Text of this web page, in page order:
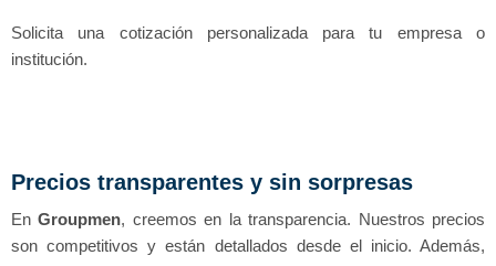
Solicita una cotización personalizada para tu empresa o
institución.
Precios transparentes y sin sorpresas
EnGroupmen, creemos en la transparencia. Nuestros precios
son competitivos y están detallados desde el inicio. Además,